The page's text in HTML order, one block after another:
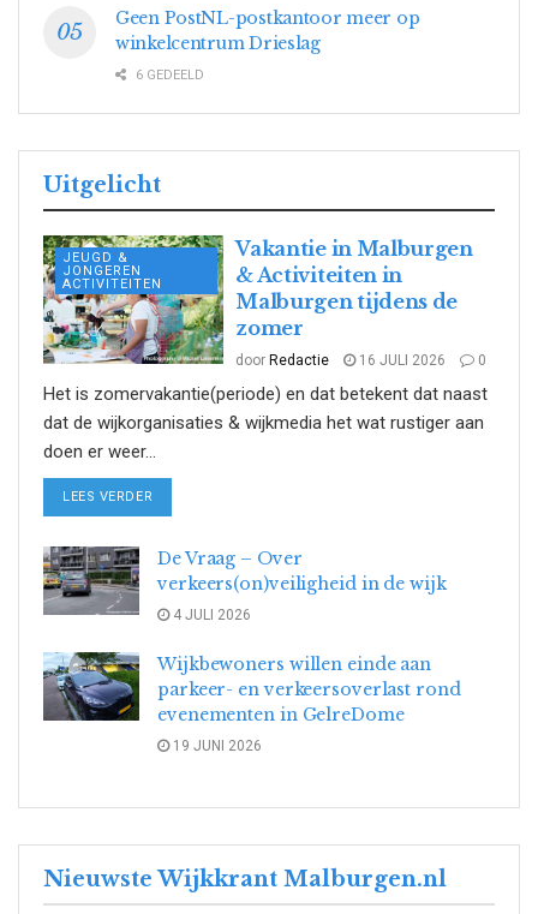
Geen PostNL-postkantoor meer op
winkelcentrum Drieslag
6 GEDEELD
Uitgelicht
JEUGD &
JONGEREN
ACTIVITEITEN
Vakantie in Malburgen
& Activiteiten in
Malburgen tijdens de
zomer
door Redactie 16 JULI 2026 0
Het is zomervakantie(periode) en dat betekent dat naast
dat de wijkorganisaties & wijkmedia het wat rustiger aan
doen er weer...
LEES VERDER
De Vraag – Over
verkeers(on)veiligheid in de wijk
4 JULI 2026
Wijkbewoners willen einde aan
parkeer- en verkeersoverlast rond
evenementen in GelreDome
19 JUNI 2026
Nieuwste Wijkkrant Malburgen.nl